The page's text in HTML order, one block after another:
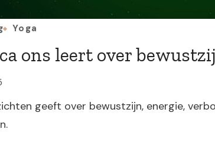
Yoga
ons leert over
geeft over bewustzijn, energie,